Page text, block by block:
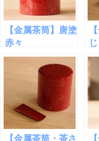
【金属茶筒】唐塗
赤々
【金属茶筒・茶さ